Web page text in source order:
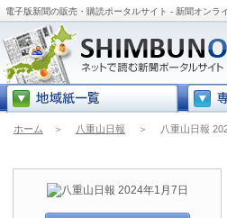
電子版新聞の販売・購読ポータルサイト - 新聞オンラ
ホーム ＞ 八重山日報 ＞ 八重山日報